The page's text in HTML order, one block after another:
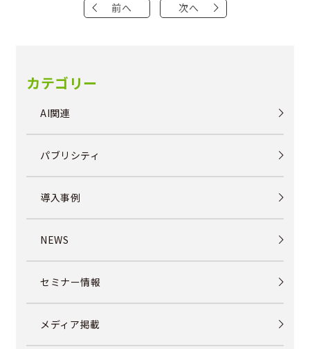
前へ 次へ
カテゴリー
AI関連
パブリシティ
導入事例
NEWS
セミナー情報
メディア掲載